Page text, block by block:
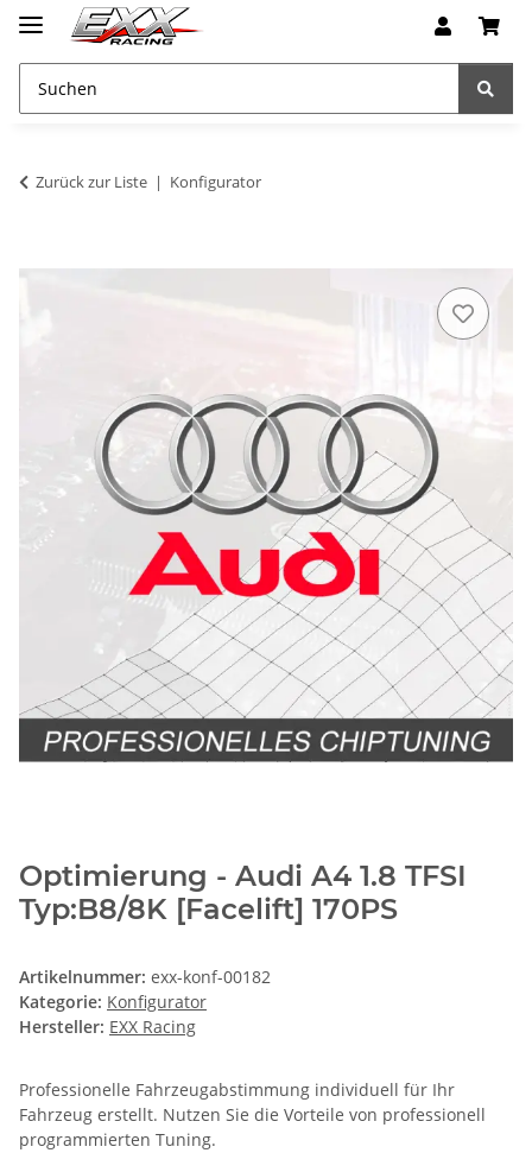
Zurück zur Liste Konfigurator
Optimierung - Audi A4 1.8 TFSI
Typ:B8/8K [Facelift] 170PS
Artikelnummer: exx-konf-00182
Kategorie: Konfigurator
Hersteller: EXX Racing
Professionelle Fahrzeugabstimmung individuell für Ihr
Fahrzeug erstellt. Nutzen Sie die Vorteile von professionell
programmierten Tuning.